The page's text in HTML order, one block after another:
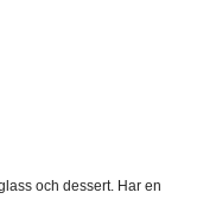
och dessert. Har en